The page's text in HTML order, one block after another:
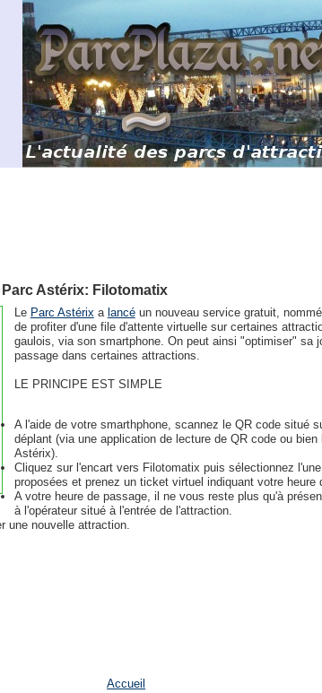
Astérix: Filotomatix
Le Parc Astérixa lancéun nouveau service gratuit,
de profiter d'une file d'attente virtuelle sur certaines
gaulois, via son smartphone. On peut ainsi "optimiser" sa
passage dans certaines attractions.
LE PRINCIPE EST SIMPLE
A l'aide de votre smarthphone, scannez le QR code situé
déplant (via une application de lecture de QR code ou bien
Astérix).
Cliquez sur l'encart vers Filotomatix puis sélectionnez
proposées et prenez un ticket virtuel indiquant votre heure
A votre heure de passage, il ne vous reste plus qu'à
à l'opérateur situé à l'entrée de l'attraction.
une nouvelle attraction.
Accueil